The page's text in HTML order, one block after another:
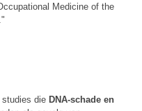
Medicine of the
studies die DNA-schade en